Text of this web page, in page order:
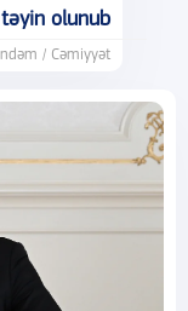
olunub
/ Cəmiyyət